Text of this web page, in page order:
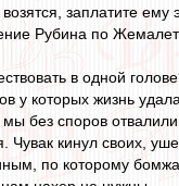
заплатите ему
Рубина по
в одной
у которых жизнь
без споров
Чувак кинул своих,
по которому